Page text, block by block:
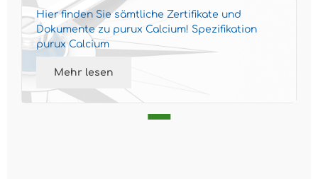
Hier finden Sie sämtliche Zertifikate und
Dokumente zu purux Calcium! Spezifikation
purux Calcium
Mehr lesen